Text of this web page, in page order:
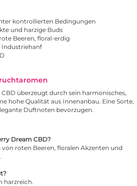
kontrollierten Bedingungen
und harzige Buds
Beeren, floral-erdig
Industriehanf
überzeugt durch sein harmonisches,
hohe Qualität aus Innenanbau. Eine Sorte,
Duftnoten bevorzugen.
Dream CBD?
roten Beeren, floralen Akzenten und
harzreich.